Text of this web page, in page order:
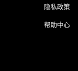
隐私政策
帮助中心